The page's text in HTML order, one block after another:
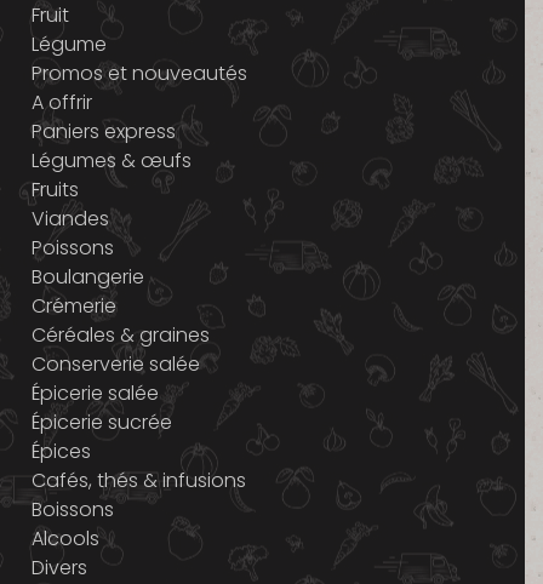
Fruit
Légume
Promos et nouveautés
A offrir
Paniers express
Légumes & œufs
Fruits
Viandes
Poissons
Boulangerie
Crémerie
Céréales & graines
Conserverie salée
Épicerie salée
Épicerie sucrée
Épices
Cafés, thés & infusions
Boissons
Alcools
Divers